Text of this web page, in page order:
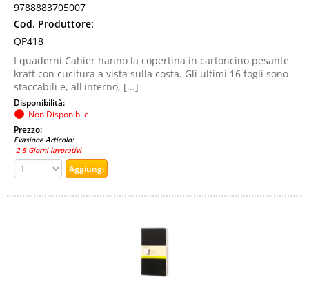
9788883705007
Cod. Produttore:
QP418
I quaderni Cahier hanno la copertina in cartoncino pesante
kraft con cucitura a vista sulla costa. Gli ultimi 16 fogli sono
staccabili e, all'interno, [...]
Disponibilità:
Non Disponibile
Prezzo:
Evasione Articolo:
2-5 Giorni lavorativi